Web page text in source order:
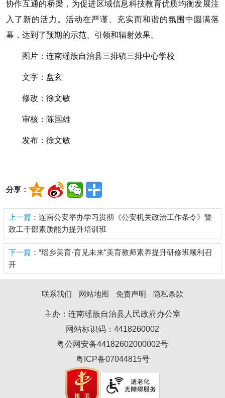
协作互通的桥梁，为促进区域信息科技教育优质均衡发展注
入了新的活力。活动在严谨、充实而和谐的氛围中圆满落
幕，达到了预期的示范、引领和辐射效果。
图片：连南瑶族自治县三排镇三排中心学校
文字：盘玄
修改：徐文敏
审核：陈国雄
发布：徐文敏
分享：
上一篇 ：连南公安举办学习贯彻《公安机关政治工作条令》暨
政工干部素质能力提升培训班
下一篇 ：“瑶乡美育·育见未来”美育教师素养提升研修班顺利召
开
联系我们 网站地图 免责声明 隐私条款
主办：连南瑶族自治县人民政府办公室
网站标识码：4418260002
粤公网安备44182602000002号
粤ICP备07044815号